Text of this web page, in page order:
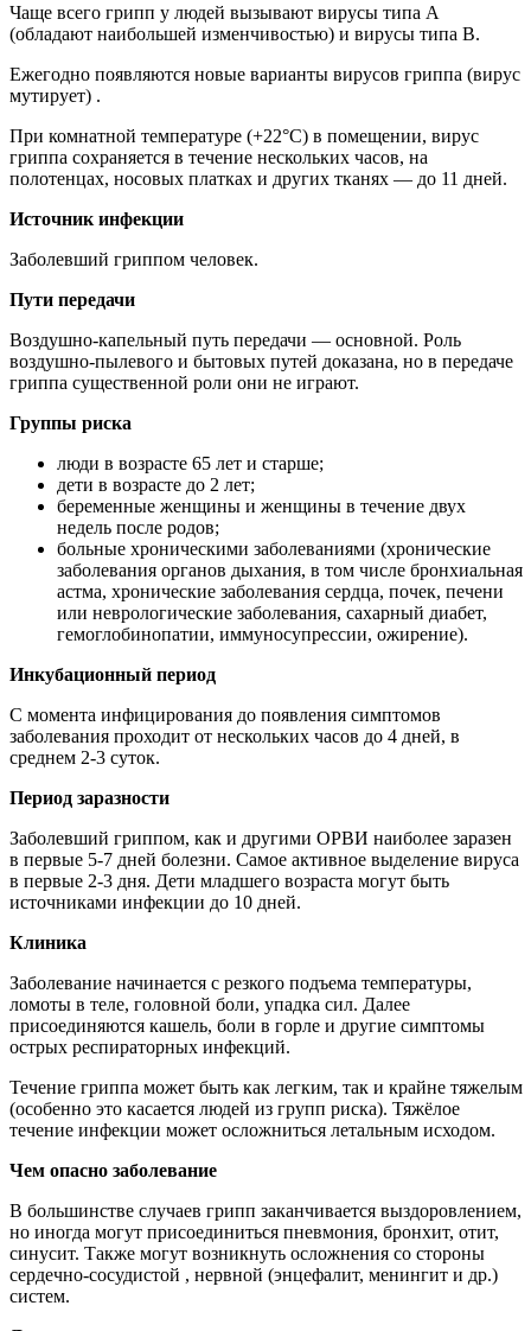
Чаще всего грипп у людей вызывают вирусы типа А
(обладают наибольшей изменчивостью) и вирусы типа В.
Ежегодно появляются новые варианты вирусов гриппа (вирус
мутирует) .
При комнатной температуре (+22°C) в помещении, вирус
гриппа сохраняется в течение нескольких часов, на
полотенцах, носовых платках и других тканях — до 11 дней.
Источник инфекции
Заболевший гриппом человек.
Пути передачи
Воздушно-капельный путь передачи — основной. Роль
воздушно-пылевого и бытовых путей доказана, но в передаче
гриппа существенной роли они не играют.
Группы риска
люди в возрасте 65 лет и старше;
дети в возрасте до 2 лет;
беременные женщины и женщины в течение двух
недель после родов;
больные хроническими заболеваниями (хронические
заболевания органов дыхания, в том числе бронхиальная
астма, хронические заболевания сердца, почек, печени
или неврологические заболевания, сахарный диабет,
гемоглобинопатии, иммуносупрессии, ожирение).
Инкубационный период
С момента инфицирования до появления симптомов
заболевания проходит от нескольких часов до 4 дней, в
среднем 2-3 суток.
Период заразности
Заболевший гриппом, как и другими ОРВИ наиболее заразен
в первые 5-7 дней болезни. Самое активное выделение вируса
в первые 2-3 дня. Дети младшего возраста могут быть
источниками инфекции до 10 дней.
Клиника
Заболевание начинается с резкого подъема температуры,
ломоты в теле, головной боли, упадка сил. Далее
присоединяются кашель, боли в горле и другие симптомы
острых респираторных инфекций.
Течение гриппа может быть как легким, так и крайне тяжелым
(особенно это касается людей из групп риска). Тяжёлое
течение инфекции может осложниться летальным исходом.
Чем опасно заболевание
В большинстве случаев грипп заканчивается выздоровлением,
но иногда могут присоединиться пневмония, бронхит, отит,
синусит. Также могут возникнуть осложнения со стороны
сердечно-сосудистой , нервной (энцефалит, менингит и др.)
систем.